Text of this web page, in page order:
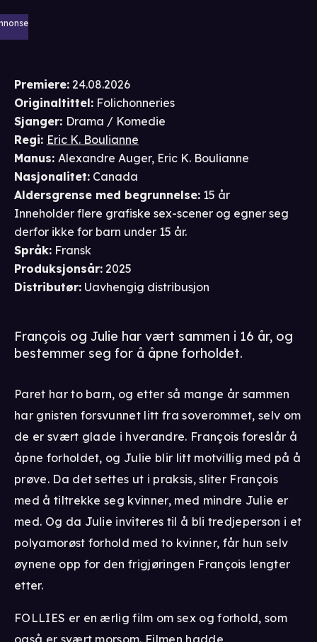
Premiere: 24.08.2026
Originaltittel: Folichonneries
Sjanger: Drama / Komedie
Regi: Eric K. Boulianne
Manus: Alexandre Auger, Eric K. Boulianne
Nasjonalitet: Canada
Aldersgrense med begrunnelse: 15 år
Inneholder flere grafiske sex-scener og egner seg
derfor ikke for barn under 15 år.
Språk: Fransk
Produksjonsår: 2025
Distributør: Uavhengig distribusjon
François og Julie har vært sammen i 16 år, og
bestemmer seg for å åpne forholdet.
Paret har to barn, og etter så mange år sammen
har gnisten forsvunnet litt fra soverommet, selv om
de er svært glade i hverandre. François foreslår å
åpne forholdet, og Julie blir litt motvillig med på å
prøve. Da det settes ut i praksis, sliter François
med å tiltrekke seg kvinner, med mindre Julie er
med. Og da Julie inviteres til å bli tredjeperson i et
polyamorøst forhold med to kvinner, får hun selv
øynene opp for den frigjøringen François lengter
etter.
FOLLIES er en ærlig film om sex og forhold, som
også er svært morsom. Filmen hadde